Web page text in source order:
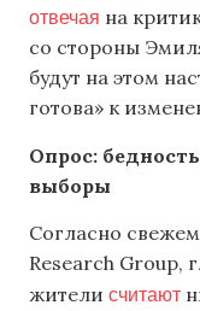
отвечая на
со стороны
будут на этом
готова» к
Опрос:
выборы
Согласно
Research
жители считают